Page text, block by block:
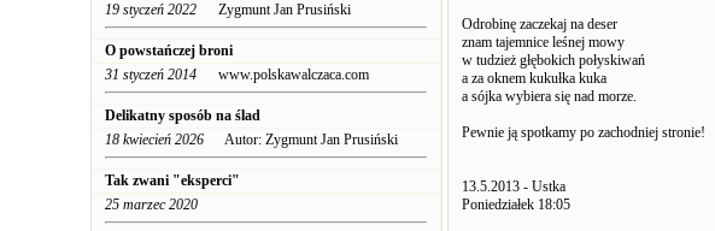
19 styczeń 2022 Zygmunt Jan Prusiński
O powstańczej broni
31 styczeń 2014 www.polskawalczaca.com
Delikatny sposób na ślad
18 kwiecień 2026 Autor: Zygmunt Jan Prusiński
Tak zwani "eksperci"
25 marzec 2020
Odrobinę zaczekaj na deser
znam tajemnice leśnej mowy
w tudzież głębokich połyskiwań
a za oknem kukułka kuka
a sójka wybiera się nad morze.
Pewnie ją spotkamy po zachodniej stronie!
13.5.2013 - Ustka
Poniedziałek 18:05